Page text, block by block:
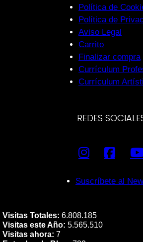
Política de
Política de
Aviso Legal
Carrito
Finalizar compra
Currículum
Currículum
REDES
Suscríbete al
Visitas Totales: 6.808.185
Visitas este Año: 5.565.510
Visitas ahora: 7